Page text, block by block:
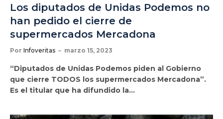
Los diputados de Unidas Podemos no
han pedido el cierre de
supermercados Mercadona
Por Infoveritas marzo 15, 2023
“Diputados de Unidas Podemos piden al Gobierno
que cierre TODOS los supermercados Mercadona”.
Es el titular que ha difundido la…